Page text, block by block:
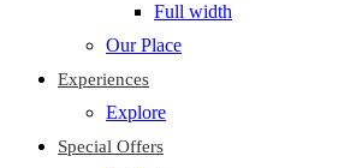
Full width
Our Place
Experiences
Explore
Special Offers